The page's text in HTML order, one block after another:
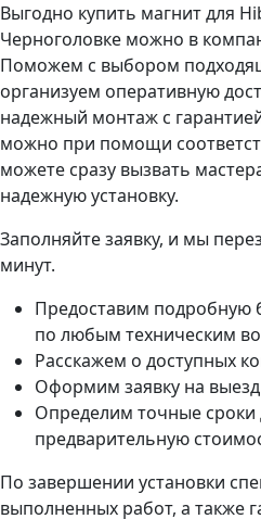
Выгодно купить магнит для
Черноголовке можно в
Поможем с выбором
организуем оперативную
надежный монтаж с
можно при помощи
можете сразу вызвать
надежную установку.
Заполняйте заявку, и мы
минут.
Предоставим подробную
по любым техническим
Расскажем о доступных
Оформим заявку на выезд
Определим точные сроки
предварительную
По завершении установки
выполненных работ, а также